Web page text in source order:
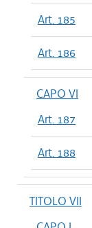
Art. 185
Art. 186
CAPO VI
Art. 187
Art. 188
TITOLO VII